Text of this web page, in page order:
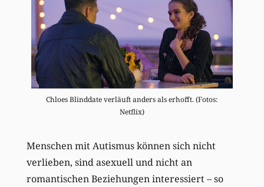
Chloes Blinddate verläuft anders als erhofft. (Fotos:
Netflix)
Menschen mit Autismus können sich nicht
verlieben, sind asexuell und nicht an
romantischen Beziehungen interessiert – so